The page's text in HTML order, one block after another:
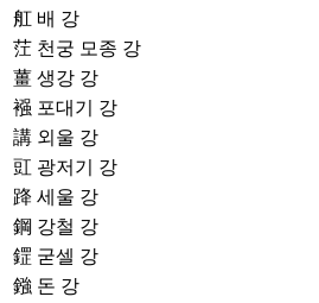
舡 배 강
茳 천궁 모종 강
薑 생강 강
襁 포대기 강
講 외울 강
豇 광저기 강
跭 세울 강
鋼 강철 강
鎠 굳셀 강
鏹 돈 강